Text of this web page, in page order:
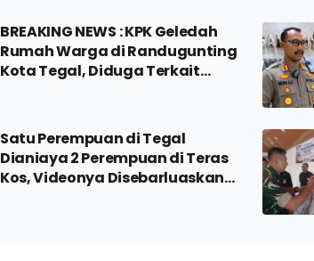
BREAKING NEWS : KPK Geledah
Rumah Warga di Randugunting
Kota Tegal, Diduga Terkait
Satu Perempuan di Tegal
Dianiaya 2 Perempuan di Teras
Kos, Videonya Disebarluaskan